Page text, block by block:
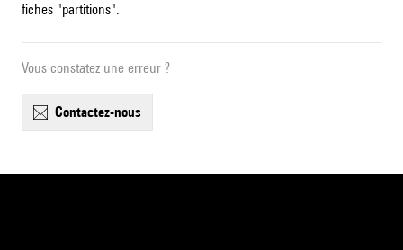
fiches "partitions".
Vous constatez une erreur ?
contactez-nous